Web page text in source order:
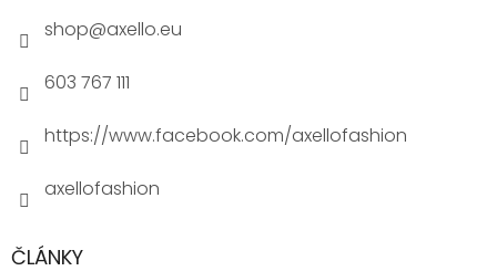
shop@axello.eu
603 767 111
https://www.facebook.com/axellofashion
axellofashion
ČLÁNKY